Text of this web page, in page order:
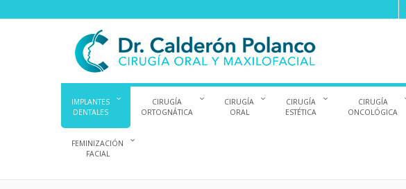
IMPLANTES
DENTALES
CIRUGÍA
ORTOGNÁTICA
CIRUGÍA
ORAL
CIRUGÍA
ESTÉTICA
CIRUGÍA
ONCOLÓGICA
FEMINIZACIÓN
FACIAL